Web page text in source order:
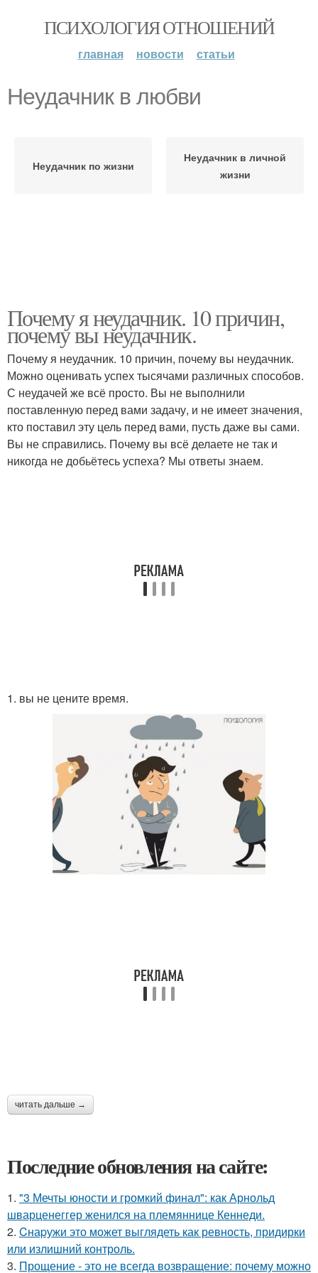
ПСИХОЛОГИЯ ОТНОШЕНИЙ
главная новости статьи
Неудачник в любви
Неудачник по жизни
Неудачник в личной
жизни
Почему я неудачник. 10 причин,
почему вы неудачник.
Почему я неудачник. 10 причин, почему вы неудачник.
Можно оценивать успех тысячами различных способов.
С неудачей же всё просто. Вы не выполнили
поставленную перед вами задачу, и не имеет значения,
кто поставил эту цель перед вами, пусть даже вы сами.
Вы не справились. Почему вы всё делаете не так и
никогда не добьётесь успеха? Мы ответы знаем.
1. вы не цените время.
читать дальше →
Последние обновления на сайте:
1. "3 Мечты юности и громкий финал": как Арнольд
шварценеггер женился на племяннице Кеннеди.
2. Cнаpужи это может выглядеть как ревность, придирки
или излишний контроль.
3. Прощение - это не всегда возвращение: почему можно